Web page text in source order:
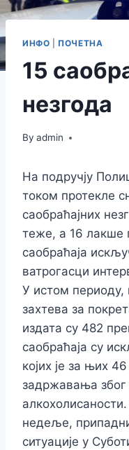
ИНФО ПОЧЕТНА
15
незгода
By admin
На подручју
током протекле
саобраћајних
теже, а 16 лакше
саобраћаја
ватрогасци
У истом периоду,
захтева за
издата су 482
саобраћаја су
којих је за њих
задржавања
недеље,
ситуације у